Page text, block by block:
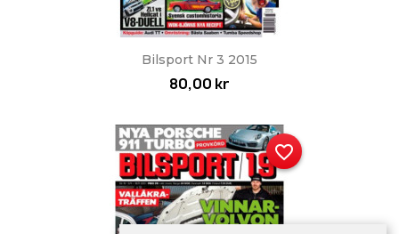
Bilsport Nr 3 2015
80,00 kr
favorite_border